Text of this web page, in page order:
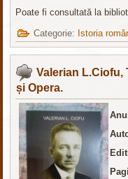
Poate fi consultată la
Categorie: Istoria
Valerian L.Ciofu,
și Opera.